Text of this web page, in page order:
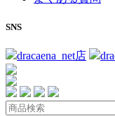
SNS
dracaena_net店